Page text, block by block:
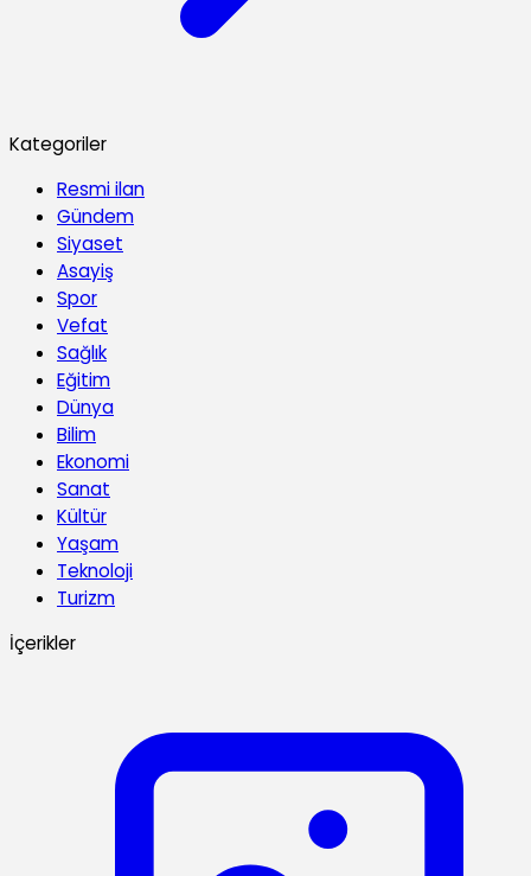
Kategoriler
Resmi ilan
Gündem
Siyaset
Asayiş
Spor
Vefat
Sağlık
Eğitim
Dünya
Bilim
Ekonomi
Sanat
Kültür
Yaşam
Teknoloji
Turizm
İçerikler